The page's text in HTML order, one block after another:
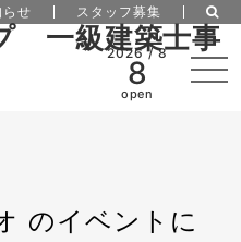
らせ スタッフ募集
2026 / 8
8
open
のイベントに